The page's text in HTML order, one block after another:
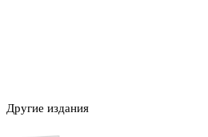
Другие издания